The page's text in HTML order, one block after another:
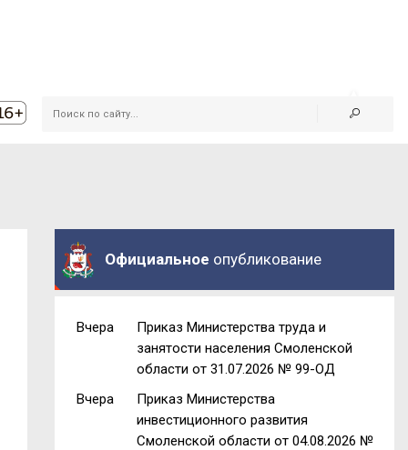
Официальное опубликование
Вчера
Приказ Министерства труда и
занятости населения Смоленской
области от 31.07.2026 № 99-ОД
Вчера
Приказ Министерства
инвестиционного развития
Смоленской области от 04.08.2026 №